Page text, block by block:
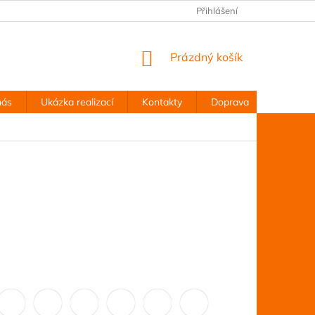
Přihlášení
NÁKUPNÍ
Prázdný košík
Ukázka realizací Kontakty Doprava